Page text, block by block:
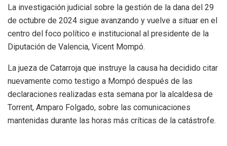
La investigación judicial sobre la gestión de la dana del 29
de octubre de 2024 sigue avanzando y vuelve a situar en el
centro del foco político e institucional al presidente de la
Diputación de Valencia, Vicent Mompó.
La jueza de Catarroja que instruye la causa ha decidido citar
nuevamente como testigo a Mompó después de las
declaraciones realizadas esta semana por la alcaldesa de
Torrent, Amparo Folgado, sobre las comunicaciones
mantenidas durante las horas más críticas de la catástrofe.